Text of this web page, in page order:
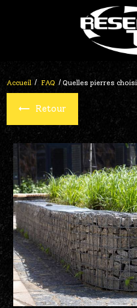
Accueil FAQ Quelles pierres
Retour
Panneau de gestion des